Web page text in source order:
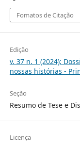
Fomatos de Citação
Edição
v. 37 n. 1 (2024):
nossas histórias -
Seção
Resumo de Tese e
Licença